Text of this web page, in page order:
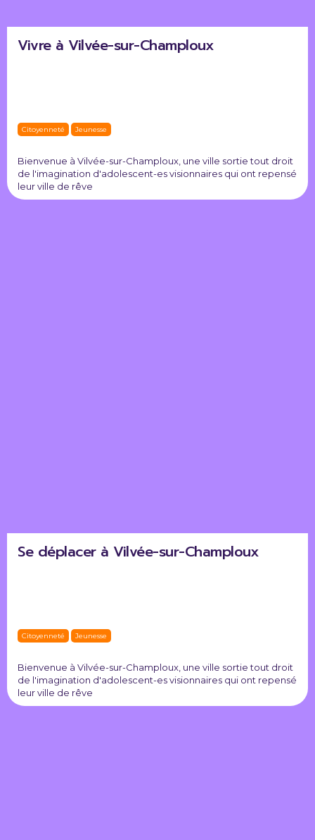
Vivre à Vilvée-sur-Champloux
Citoyenneté Jeunesse
Bienvenue à Vilvée-sur-Champloux, une ville sortie tout droit
de l'imagination d'adolescent-es visionnaires qui ont repensé
leur ville de rêve
Se déplacer à Vilvée-sur-Champloux
Citoyenneté Jeunesse
Bienvenue à Vilvée-sur-Champloux, une ville sortie tout droit
de l'imagination d'adolescent-es visionnaires qui ont repensé
leur ville de rêve